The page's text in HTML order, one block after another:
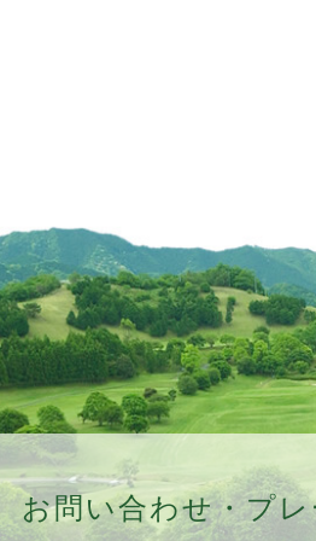
お問い合わせ・プ